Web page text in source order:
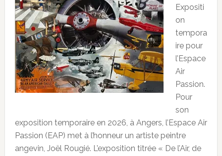
Expositi
on
tempora
ire pour
l’Espace
Air
Passion.
Pour
son
exposition temporaire en 2026, à Angers, l’Espace Air
Passion (EAP) met à l’honneur un artiste peintre
angevin, Joël Rougié. L’exposition titrée « De l’Air, de